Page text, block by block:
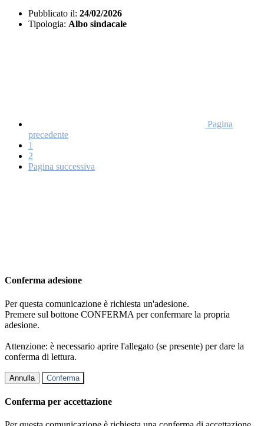
Pubblicato il: 24/02/2026
Tipologia: Albo sindacale
Pagina
precedente
1
2
Pagina successiva
Conferma adesione
Per questa comunicazione è richiesta un'adesione.
Premere sul bottone CONFERMA per confermare la propria
adesione.
Attenzione: è necessario aprire l'allegato (se presente) per dare la
conferma di lettura.
Annulla Conferma
Conferma per accettazione